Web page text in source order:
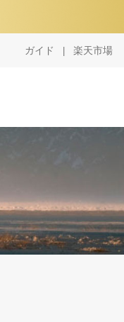
ガイド | 楽天市場